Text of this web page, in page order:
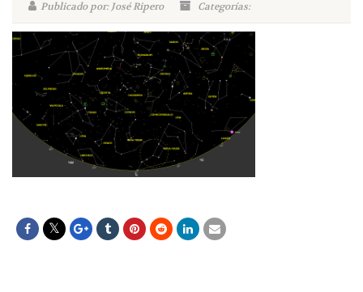
Publicado por: José Ripero
Categorías: